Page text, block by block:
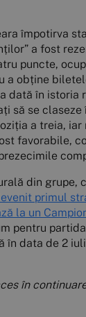
împotirva
a fost
puncte,
a obține
dată în istoria
să se
a treia,
favorabile,
din grupe,
primul
la un
pentru
în data de 2
în